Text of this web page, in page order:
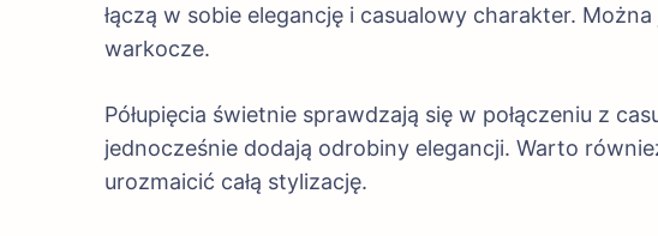
łączą w sobie elegancję i casualowy charakter.
warkocze.
Półupięcia świetnie sprawdzają się w połączeniu z
jednocześnie dodają odrobiny elegancji. Warto
urozmaicić całą stylizację.